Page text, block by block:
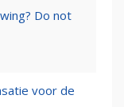
Do not
voor de